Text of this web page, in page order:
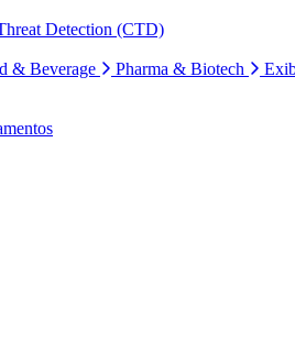
Detection (CTD)
& Beverage Pharma & Biotech